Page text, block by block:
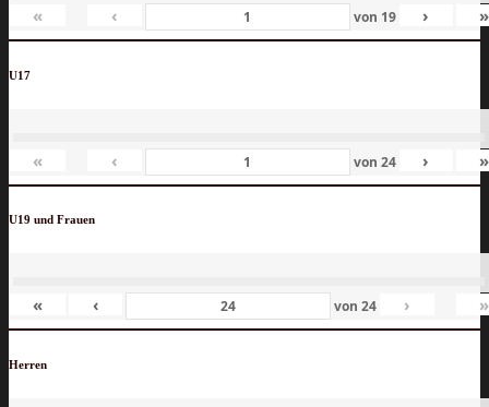
« ‹ von 19 › »
U17
« ‹ von 24 › »
U19 und Frauen
« ‹ von24 › »
Herren